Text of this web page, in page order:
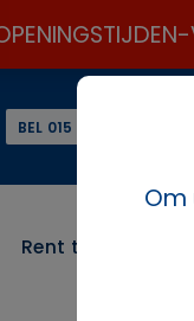
BEL 015 21 24 313 ☎️
Rent the look
Om